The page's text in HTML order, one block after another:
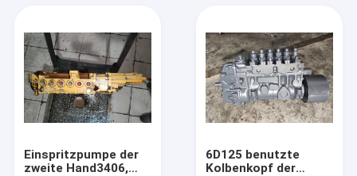
Einspritzpumpe der
zweite Hand3406,
6D125 benutzte
Kolbenkopf der